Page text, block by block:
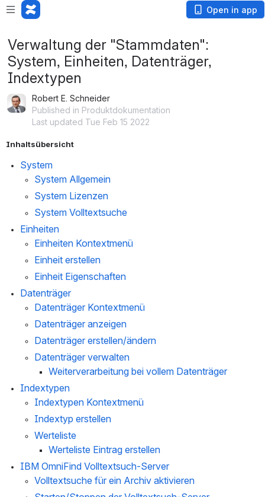
Open in app
Verwaltung der "Stammdaten":
System, Einheiten, Datenträger,
Indextypen
Robert E. Schneider
Published in Produktdokumentation
Last updated Tue Feb 15 2022
Inhaltsübersicht
System
System Allgemein
System Lizenzen
System Volltextsuche
Einheiten
Einheiten Kontextmenü
Einheit erstellen
Einheit Eigenschaften
Datenträger
Datenträger Kontextmenü
Datenträger anzeigen
Datenträger erstellen/ändern
Datenträger verwalten
Weiterverarbeitung bei vollem Datenträger
Indextypen
Indextypen Kontextmenü
Indextyp erstellen
Werteliste
Werteliste Eintrag erstellen
IBM OmniFind Volltextsuch-Server
Volltextsuche für ein Archiv aktivieren